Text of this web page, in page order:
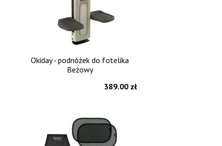
Okiday - podnóżek do fotelika
Beżowy
389.00 zł